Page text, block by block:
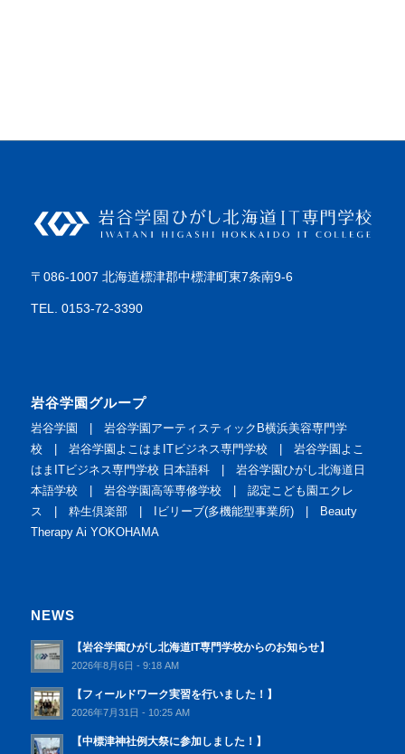
〒086-1007 北海道標津郡中標津町東7条南9-6
TEL. 0153-72-3390
岩谷学園グループ
岩谷学園
岩谷学園アーティスティックB横浜美容専門学
校
岩谷学園よこはまITビジネス専門学校
岩谷学園よこ
はまITビジネス専門学校 日本語科| 岩谷学園ひがし北海道日
本語学校
岩谷学園高等専修学校
認定こども園エクレ
ス
粋生倶楽部| Iビリーブ(多機能型事業所)|
Beauty
Therapy Ai YOKOHAMA
NEWS
【岩谷学園ひがし北海道IT専門学校からのお知らせ】
2026年8月6日 - 9:18 AM
【フィールドワーク実習を行いました！】
2026年7月31日 - 10:25 AM
【中標津神社例大祭に参加しました！】